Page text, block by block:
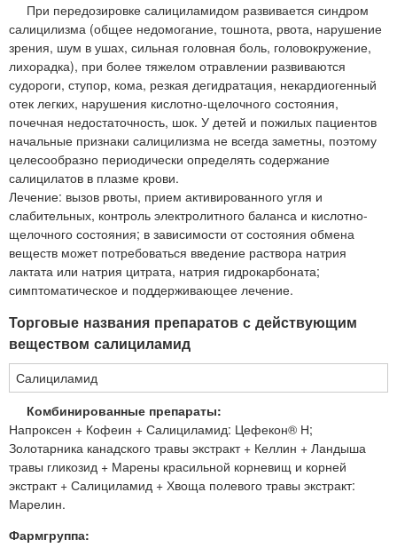
При передозировке салициламидом развивается синдром
салицилизма (общее недомогание, тошнота, рвота, нарушение
зрения, шум в ушах, сильная головная боль, головокружение,
лихорадка), при более тяжелом отравлении развиваются
судороги, ступор, кома, резкая дегидратация, некардиогенный
отек легких, нарушения кислотно-щелочного состояния,
почечная недостаточность, шок. У детей и пожилых пациентов
начальные признаки салицилизма не всегда заметны, поэтому
целесообразно периодически определять содержание
салицилатов в плазме крови.
Лечение: вызов рвоты, прием активированного угля и
слабительных, контроль электролитного баланса и кислотно-
щелочного состояния; в зависимости от состояния обмена
веществ может потребоваться введение раствора натрия
лактата или натрия цитрата, натрия гидрокарбоната;
симптоматическое и поддерживающее лечение.
Торговые названия препаратов с действующим
веществом салициламид
Салициламид
Комбинированные препараты:
Напроксен + Кофеин + Салициламид: Цефекон® Н;
Золотарника канадского травы экстракт + Келлин + Ландыша
травы гликозид + Марены красильной корневищ и корней
экстракт + Салициламид + Хвоща полевого травы экстракт:
Марелин.
Фармгруппа: